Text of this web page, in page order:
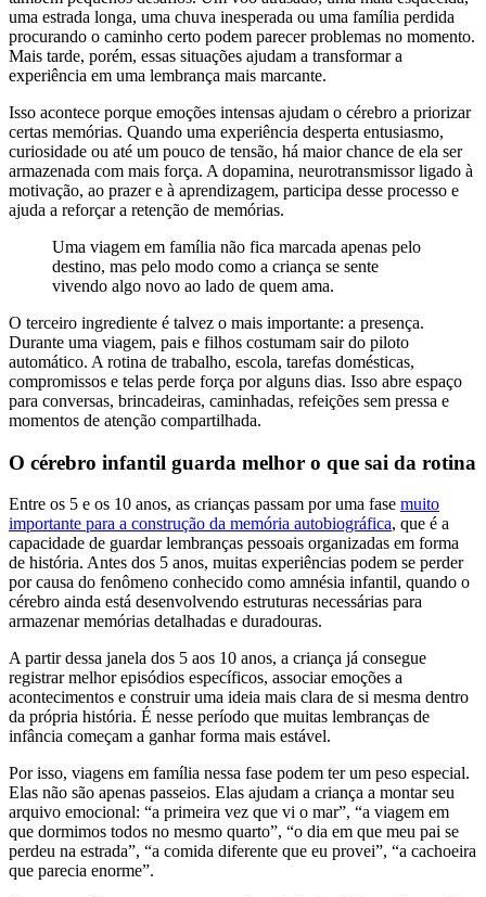
uma estrada longa, uma chuva inesperada ou uma família perdida
procurando o caminho certo podem parecer problemas no momento.
Mais tarde, porém, essas situações ajudam a transformar a
experiência em uma lembrança mais marcante.
Isso acontece porque emoções intensas ajudam o cérebro a priorizar
certas memórias. Quando uma experiência desperta entusiasmo,
curiosidade ou até um pouco de tensão, há maior chance de ela ser
armazenada com mais força. A dopamina, neurotransmissor ligado à
motivação, ao prazer e à aprendizagem, participa desse processo e
ajuda a reforçar a retenção de memórias.
Uma viagem em família não fica marcada apenas pelo
destino, mas pelo modo como a criança se sente
vivendo algo novo ao lado de quem ama.
O terceiro ingrediente é talvez o mais importante: a presença.
Durante uma viagem, pais e filhos costumam sair do piloto
automático. A rotina de trabalho, escola, tarefas domésticas,
compromissos e telas perde força por alguns dias. Isso abre espaço
para conversas, brincadeiras, caminhadas, refeições sem pressa e
momentos de atenção compartilhada.
O cérebro infantil guarda melhor o que sai da rotina
Entre os 5 e os 10 anos, as crianças passam por uma fase muito
importante para a construção da memória autobiográfica, que é a
capacidade de guardar lembranças pessoais organizadas em forma
de história. Antes dos 5 anos, muitas experiências podem se perder
por causa do fenômeno conhecido como amnésia infantil, quando o
cérebro ainda está desenvolvendo estruturas necessárias para
armazenar memórias detalhadas e duradouras.
A partir dessa janela dos 5 aos 10 anos, a criança já consegue
registrar melhor episódios específicos, associar emoções a
acontecimentos e construir uma ideia mais clara de si mesma dentro
da própria história. É nesse período que muitas lembranças de
infância começam a ganhar forma mais estável.
Por isso, viagens em família nessa fase podem ter um peso especial.
Elas não são apenas passeios. Elas ajudam a criança a montar seu
arquivo emocional: “a primeira vez que vi o mar”, “a viagem em
que dormimos todos no mesmo quarto”, “o dia em que meu pai se
perdeu na estrada”, “a comida diferente que eu provei”, “a cachoeira
que parecia enorme”.